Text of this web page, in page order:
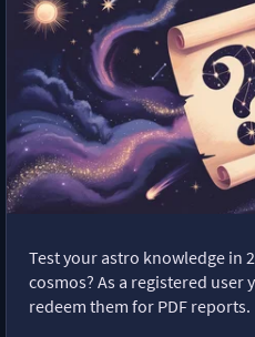
Test your astro knowledge in
cosmos? As a registered user
redeem them for PDF reports.